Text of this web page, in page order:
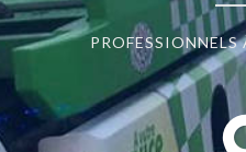
PROFESSIONNELS